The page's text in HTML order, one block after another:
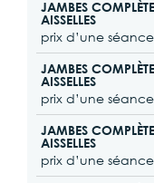
JAMBES
AISSELLES
prix d’une séance
JAMBES
AISSELLES
prix d’une séance
JAMBES
AISSELLES
prix d’une séance